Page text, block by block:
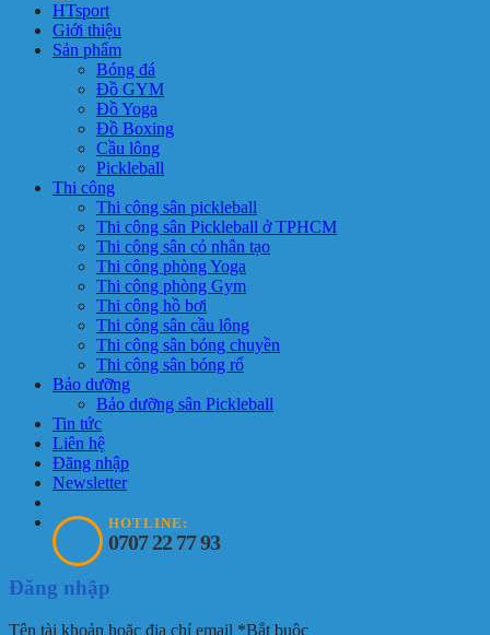
HTsport
Giới thiệu
Sản phẩm
Bóng đá
Đồ GYM
Đồ Yoga
Đồ Boxing
Cầu lông
Pickleball
Thi công
Thi công sân pickleball
Thi công sân Pickleball ở TPHCM
Thi công sân cỏ nhân tạo
Thi công phòng Yoga
Thi công phòng Gym
Thi công hồ bơi
Thi công sân cầu lông
Thi công sân bóng chuyền
Thi công sân bóng rổ
Bảo dưỡng
Bảo dưỡng sân Pickleball
Tin tức
Liên hệ
Đăng nhập
Newsletter
HOTLINE:
0707 22 77 93
Đăng nhập
Tên tài khoản hoặc địa chỉ email *Bắt buộc